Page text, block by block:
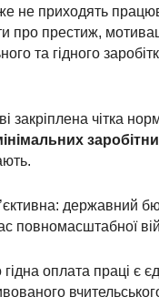
не приходять
про престиж,
та гідного
закріплена чітка
державний
повномасштабної
оплата праці є